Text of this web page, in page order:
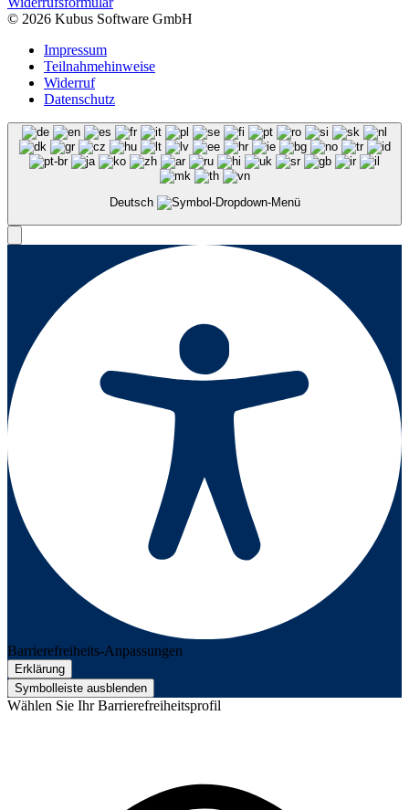
© 2026 Kubus Software GmbH
Impressum
Teilnahmehinweise
Widerruf
Datenschutz
Deutsch
Barrierefreiheits-Anpassungen
Erklärung
Symbolleiste ausblenden
Wählen Sie Ihr Barrierefreiheitsprofil